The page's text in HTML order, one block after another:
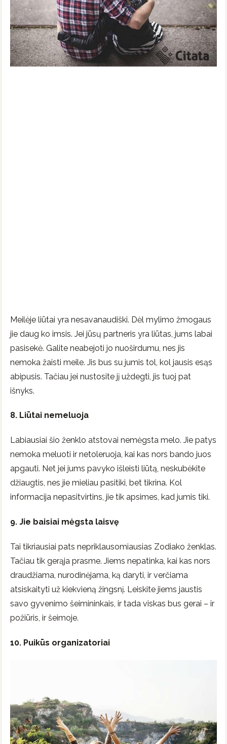
Meilėje liūtai yra nesavanaudiški. Dėl mylimo žmogaus
jie daug ko imsis. Jei jūsų partneris yra liūtas, jums labai
pasisekė. Galite neabejoti jo nuoširdumu, nes jis
nemoka žaisti meile. Jis bus su jumis tol, kol jausis esąs
abipusis. Tačiau jei nustosite jį uždegti, jis tuoj pat
išnyks.
8. Liūtai nemeluoja
Labiausiai šio ženklo atstovai nemėgsta melo. Jie patys
nemoka meluoti ir netoleruoja, kai kas nors bando juos
apgauti. Net jei jums pavyko išleisti liūtą, neskubėkite
džiaugtis, nes jie mieliau pasitiki, bet tikrina. Kol
informacija nepasitvirtins, jie tik apsimes, kad jumis tiki.
9. Jie baisiai mėgsta laisvę
Tai tikriausiai pats nepriklausomiausias Zodiako ženklas.
Tačiau tik gerąja prasme. Jiems nepatinka, kai kas nors
draudžiama, nurodinėjama, ką daryti, ir verčiama
atsiskaityti už kiekvieną žingsnį. Leiskite jiems jaustis
savo gyvenimo šeimininkais, ir tada viskas bus gerai – ir
požiūris, ir šeimoje.
10. Puikūs organizatoriai